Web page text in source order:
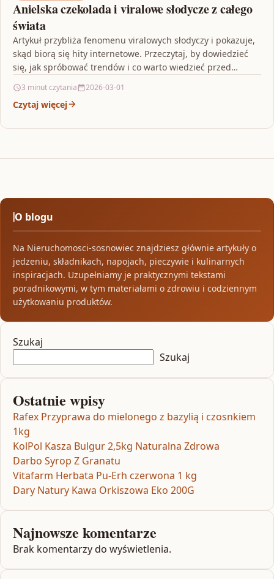
Anielska czekolada i viralowe słodycze z całego
świata
Artykuł przybliża fenomenu viralowych słodyczy i pokazuje,
skąd biorą się hity internetowe. Przeczytaj, by dowiedzieć
się, jak spróbować trendów i co warto wiedzieć przed…
3 minut czytania 2026-03-01
Czytaj więcej
O blogu
Na Nieruchomosci-sosnowiec znajdziesz głównie artykuły o
jedzeniu, składnikach, napojach, pieczywie i kulinarnych
inspiracjach. Uzupełniamy je praktycznymi tekstami
poradnikowymi, w tym materiałami o zdrowiu i codziennym
użytkowaniu produktów.
Szukaj
Szukaj
Ostatnie wpisy
Rafex Przyprawa do mielonego z bazylią i czosnkiem
1kg
KolPol Kasza Bulgur 2,5kg Naturalna Zdrowa
Darbo Syrop Z Granatu
Vitafarm Herbata Pu-Erh czerwona 1 kg
Dary Natury Kawa Orkiszowa Eko 200G
Najnowsze komentarze
Brak komentarzy do wyświetlenia.